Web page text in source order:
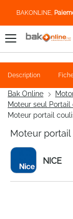
BAKONLINE,
Bak Online
Moteur seul Portail
Moteur portail
Moteur portail
NICE
Description